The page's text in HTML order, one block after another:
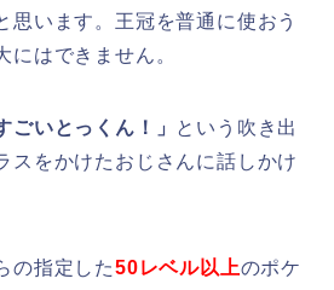
思います。王冠を普通に使おう
にはできません。
ごいとっくん！」 という吹き出
スをかけたおじさんに話しかけ
の指定した50レベル以上のポケ